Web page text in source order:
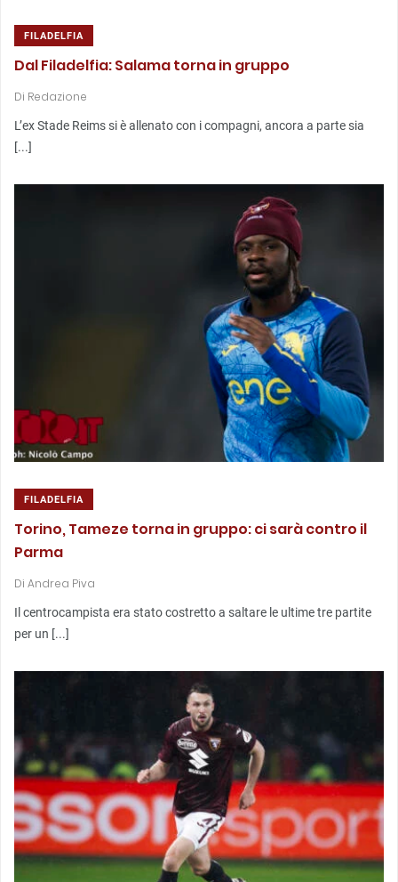
FILADELFIA
Dal Filadelfia: Salama torna in gruppo
Di Redazione
L’ex Stade Reims si è allenato con i compagni, ancora a parte sia
[...]
FILADELFIA
Torino, Tameze torna in gruppo: ci sarà contro il
Parma
Di Andrea Piva
Il centrocampista era stato costretto a saltare le ultime tre partite
per un [...]